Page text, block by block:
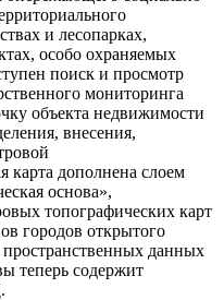
и лесопарках,
особо охраняемых
поиск и просмотр
мониторинга
объекта недвижимости
внесения,
карта дополнена слоем
основа»,
топографических карт
городов открытого
данных
теперь содержит